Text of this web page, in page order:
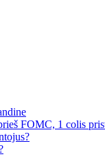
FOMC, 1 colis